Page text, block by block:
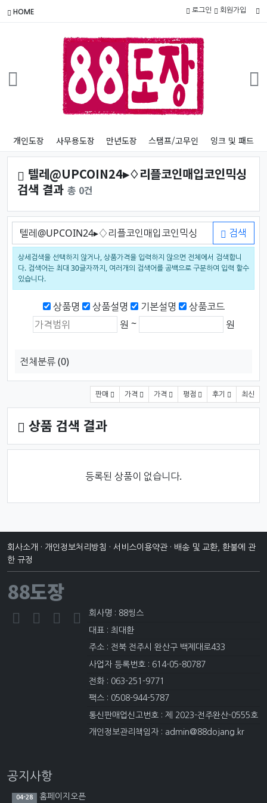
HOME 로그인 회원가입
개인도장 사무용도장 만년도장 스탬프/고무인 잉크 및 패드
텔레@UPCOIN24▸♢리플코인매입코인믹싱
검색 결과 총 0건
검색어 검색
상세검색을 선택하지 않거나, 상품가격을 입력하지 않으면 전체에서 검색합니
다. 검색어는 최대 30글자까지, 여러개의 검색어를 공백으로 구분하여 입력 할수
있습니다.
검색범위
상품명 상품설명 기본설명
상품코드
상품가격 (원)
최소 가격 원 ~ 원
전체분류(0)
판매 가격 가격 평점 후기 최신
상품 검색 결과
등록된 상품이 없습니다.
회사소개 · 개인정보처리방침 · 서비스이용약관 · 배송 및 교환, 환불에 관
한 규정
88도장
회사명 : 88씽스
대표 : 최대환
주소 : 전북 전주시 완산구 백제대로433
사업자 등록번호 : 614-05-80787
전화 : 063-251-9771
팩스 : 0508-944-5787
통신판매업신고번호 : 제 2023-전주완산-0555호
개인정보관리책임자 : admin@88dojang.kr
공지사항
04-28 홈페이지오픈